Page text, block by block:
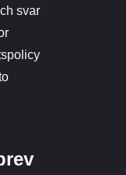
svar